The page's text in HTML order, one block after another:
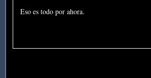
Eso es todo por ahora.